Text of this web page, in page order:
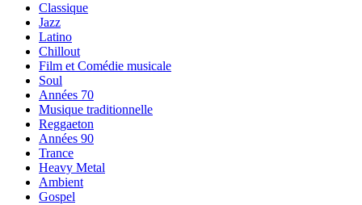
Classique
Jazz
Latino
Chillout
Film et Comédie musicale
Soul
Années 70
Musique traditionnelle
Reggaeton
Années 90
Trance
Heavy Metal
Ambient
Gospel